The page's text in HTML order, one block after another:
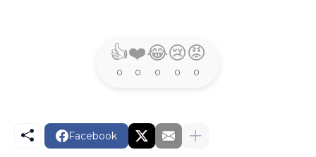
👍
0
❤️
0
😂
0
😢
0
😡
0
Facebook